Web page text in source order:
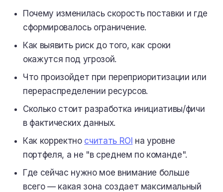
Почему изменилась скорость поставки и где
сформировалось ограничение.
Как выявить риск до того, как сроки
окажутся под угрозой.
Что произойдет при переприоритизации или
перераспределении ресурсов.
Сколько стоит разработка инициативы/фичи
в фактических данных.
Как корректно считать ROI на уровне
портфеля, а не "в среднем по команде".
Где сейчас нужно мое внимание больше
всего — какая зона создает максимальный